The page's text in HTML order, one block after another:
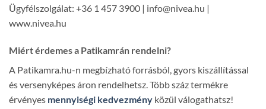
Ügyfélszolgálat: +36 1 457 3900 | info@nivea.hu |
www.nivea.hu
Miért érdemes a Patikamrán rendelni?
A Patikamra.hu-n megbízható forrásból, gyors kiszállítással
és versenyképes áron rendelhetsz. Több száz termékre
érvényes mennyiségi kedvezmény közül válogathatsz!